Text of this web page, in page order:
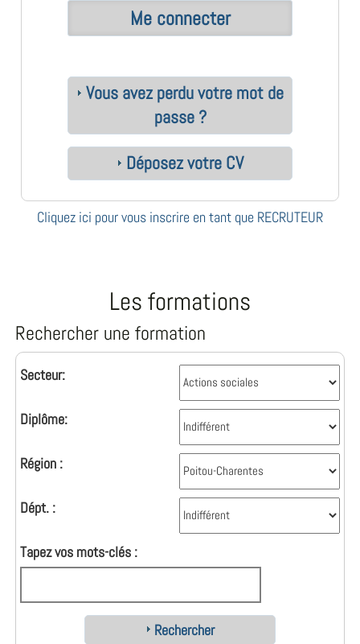
Vous avez perdu votre mot de
passe ?
Déposez votre CV
Cliquez ici pour vous inscrire en tant que RECRUTEUR
Les formations
Rechercher une formation
Secteur:
Diplôme:
Région :
Dépt. :
Tapez vos mots-clés :
Rechercher